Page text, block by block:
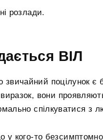
розлади.
ВІЛ
поцілунок є
вони
спілкуватися з
у кого-то